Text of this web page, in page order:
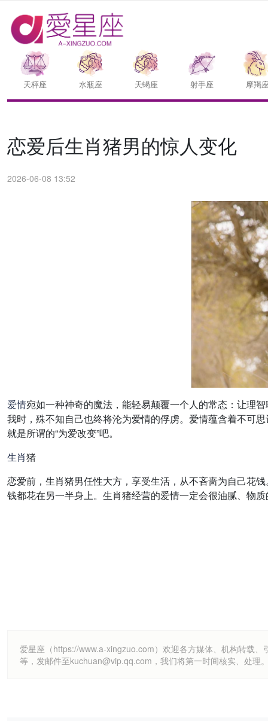
天枰座 水瓶座 天蝎座 射手座 摩羯
恋爱后生肖猪男的惊人变化
2026-06-08 13:52
爱情宛如一种神奇的魔法，能轻易颠覆一个人的常态：让理
我时，殊不知自己也终将沦为爱情的俘虏。爱情蕴含着不可
就是所谓的“为爱改变”吧。
生肖猪
恋爱前，生肖猪男任性大方，享受生活，从不吝啬为自己花
钱都花在另一半身上。生肖猪经营的爱情一定会很油腻、物
爱星座（https://www.a-xingzuo.com）欢迎各方媒体、机构转载
等，发邮件至kuchuan@vip.qq.com，我们将第一时间核实、处理